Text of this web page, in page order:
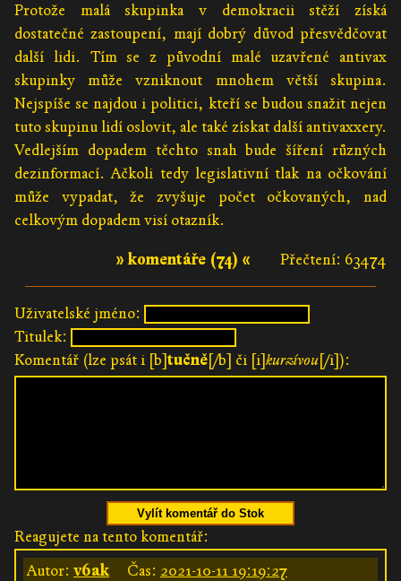
Protože malá skupinka v demokracii stěží získá
dostatečné zastoupení, mají dobrý důvod přesvědčovat
další lidi. Tím se z původní malé uzavřené antivax
skupinky může vzniknout mnohem větší skupina.
Nejspíše se najdou i politici, kteří se budou snažit nejen
tuto skupinu lidí oslovit, ale také získat další antivaxxery.
Vedlejším dopadem těchto snah bude šíření různých
dezinformací. Ačkoli tedy legislativní tlak na očkování
může vypadat, že zvyšuje počet očkovaných, nad
celkovým dopadem visí otazník.
Přečtení: 63474
» komentáře (74) «
Uživatelské jméno:
Titulek:
Komentář (lze psát i [b]tučně[/b] či [i]kurzívou[/i]):
Vylít komentář do Stok
Reagujete na tento komentář:
Autor: v6ak Čas: 2021-10-11 19:19:27